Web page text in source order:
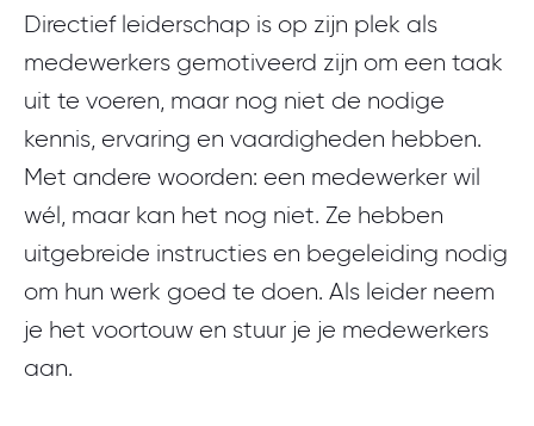
Directief leiderschap is op zijn plek als
medewerkers gemotiveerd zijn om een taak
uit te voeren, maar nog niet de nodige
kennis, ervaring en vaardigheden hebben.
Met andere woorden: een medewerker wil
wél, maar kan het nog niet. Ze hebben
uitgebreide instructies en begeleiding nodig
om hun werk goed te doen. Als leider neem
je het voortouw en stuur je je medewerkers
aan.